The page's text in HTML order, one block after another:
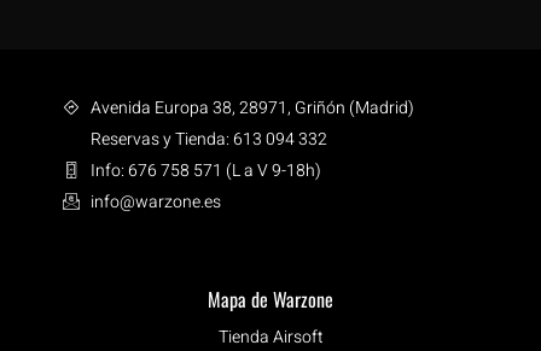
Avenida Europa 38, 28971, Griñón (Madrid)
Reservas y Tienda: 613 094 332
Info: 676 758 571 (L a V 9-18h)
info@warzone.es
Mapa de Warzone
Tienda Airsoft